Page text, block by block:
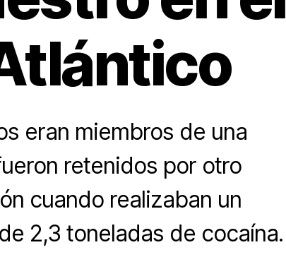
eran miembros de una
retenidos por otro
cuando realizaban un
2,3 toneladas de cocaína.